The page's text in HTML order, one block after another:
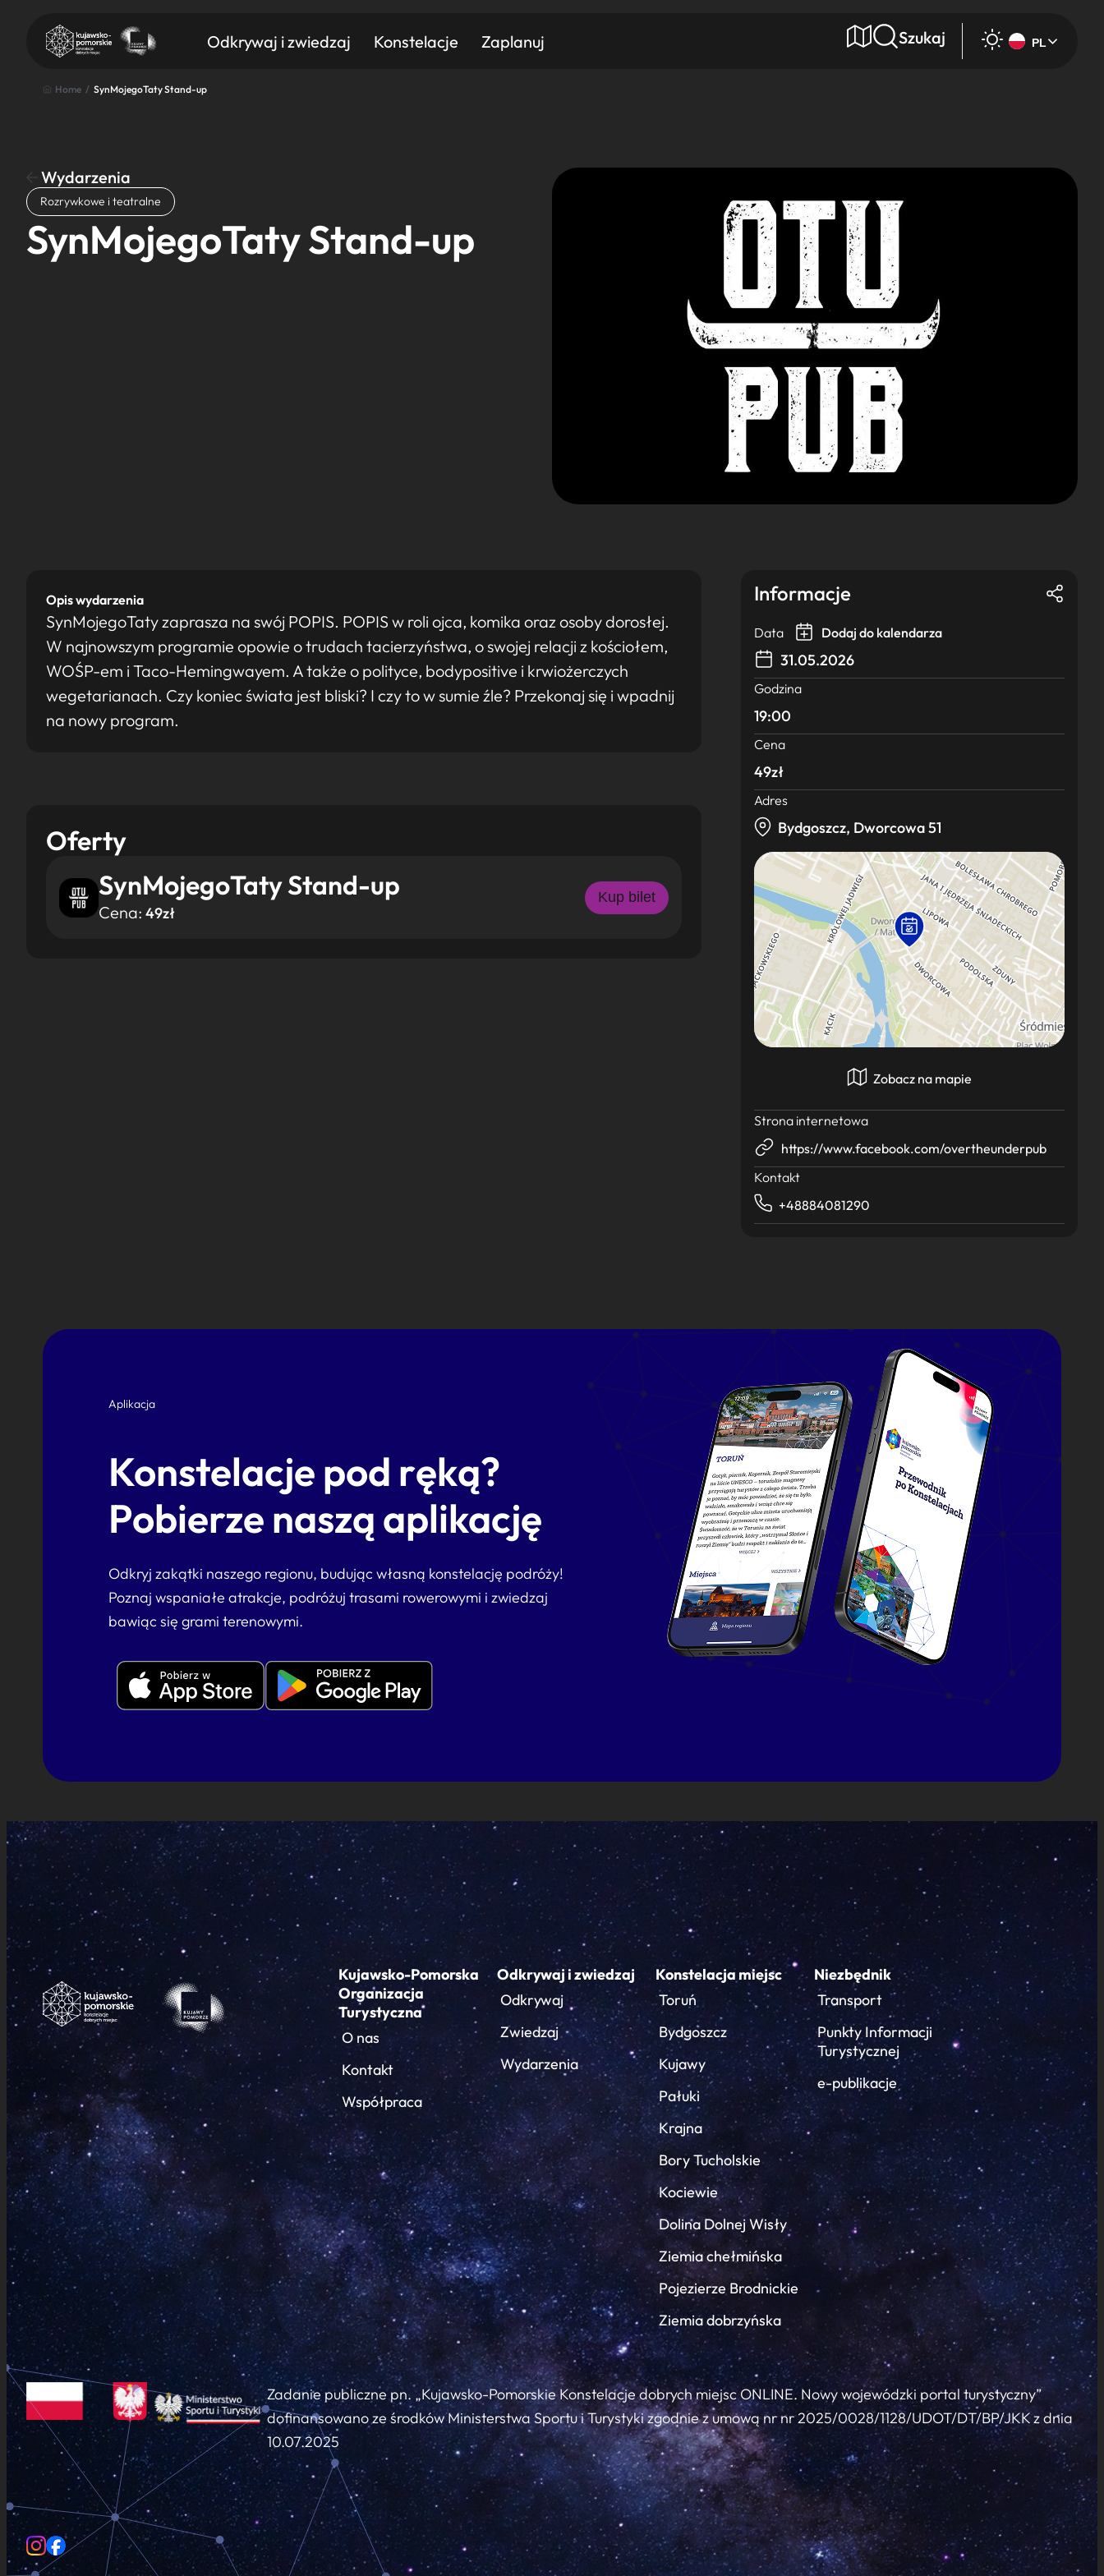
Odkrywaj i zwiedzaj Konstelacje Zaplanuj Szukaj PL
Znajdź atrakcję
Nazwa atrakcji Kategoria
Home / SynMojegoTaty Stand-up
Wydarzenia
Rozrywkowe i teatralne
SynMojegoTaty Stand-up
Opis wydarzenia
SynMojegoTaty zaprasza na swój POPIS. POPIS w roli ojca, komika oraz osoby dorosłej.
W najnowszym programie opowie o trudach tacierzyństwa, o swojej relacji z kościołem,
WOŚP-em i Taco-Hemingwayem. A także o polityce, bodypositive i krwiożerczych
wegetarianach. Czy koniec świata jest bliski? I czy to w sumie źle? Przekonaj się i wpadnij
na nowy program.
Oferty
SynMojegoTaty Stand-up
Cena: 49zł
Kup bilet
Informacje
Data Dodaj do kalendarza
31.05.2026
Godzina
19:00
Cena
49zł
Adres
Bydgoszcz, Dworcowa 51
Zobacz na mapie
Strona internetowa
https://www.facebook.com/overtheunderpub
Kontakt
+48884081290
Aplikacja
Konstelacje pod ręką?
Pobierze naszą aplikację
Odkryj zakątki naszego regionu, budując własną konstelację podróży!
Poznaj wspaniałe atrakcje, podróżuj trasami rowerowymi i zwiedzaj
bawiąc się grami terenowymi.
Kujawsko-Pomorska
Organizacja
Turystyczna
O nas
Kontakt
Współpraca
Odkrywaj i zwiedzaj
Odkrywaj
Zwiedzaj
Wydarzenia
Konstelacja miejsc
Toruń
Bydgoszcz
Kujawy
Pałuki
Krajna
Bory Tucholskie
Kociewie
Dolina Dolnej Wisły
Ziemia chełmińska
Pojezierze Brodnickie
Ziemia dobrzyńska
Niezbędnik
Transport
Punkty Informacji
Turystycznej
e-publikacje
Zadanie publiczne pn. „Kujawsko-Pomorskie Konstelacje dobrych miejsc ONLINE. Nowy wojewódzki portal turystyczny”
dofinansowano ze środków Ministerstwa Sportu i Turystyki zgodnie z umową nr nr 2025/0028/1128/UDOT/DT/BP/JKK z dnia
10.07.2025